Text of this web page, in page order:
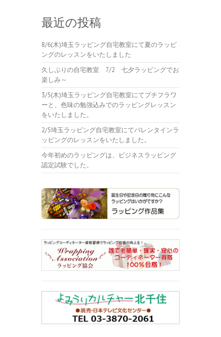
最近の投稿
8/6(木)埼玉ラッピング自宅教室にて夏のラッピ
ングのレッスンをいたしました
久しぶりの自宅教室 7/2 七夕ラッピングでお
楽しみ～
3/5(木)埼玉ラッピング自宅教室にてプチフラワ
ーと、色味の勉強込みでのラッピングレッスン
をいたしました。
2/5埼玉ラッピング自宅教室にてバレンタインラ
ッピングのレッスンをいたしました。
今年初めのラッピングは、ビジネスラッピング
認定試験でした。